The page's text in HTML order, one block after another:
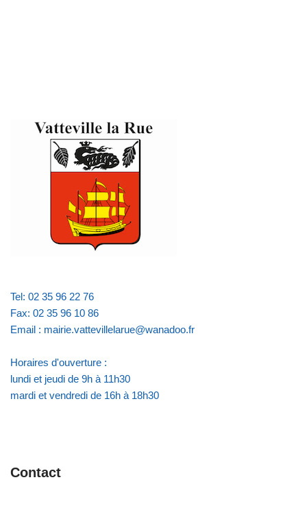
Tel: 02 35 96 22 76
Fax: 02 35 96 10 86
Email : mairie.vattevillelarue@wanadoo.fr
Horaires d'ouverture :
lundi et jeudi de 9h à 11h30
mardi et vendredi de 16h à 18h30
Contact